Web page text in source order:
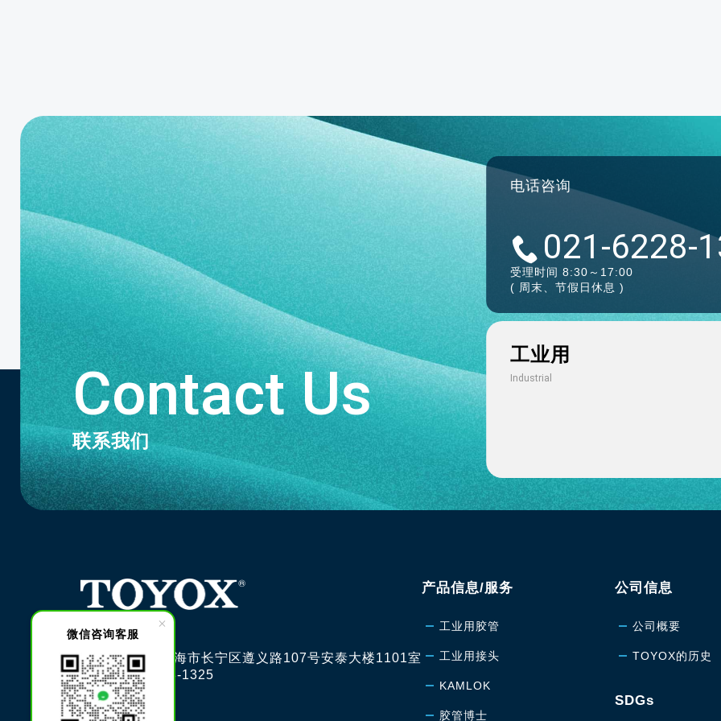
Contact Us
联系我们
电话咨询
021-6228-
受理时间 8:30～17:00
( 周末、节假日休息 )
工业用
Industrial
邮编200051 上海市长宁区遵义路107号安泰大楼1101室
电话: 021-6228-1325
产品信息/服务
工业用胶管
工业用接头
KAMLOK
胶管博士
公司信息
公司概要
TOYOX的历史
SDGs
微信咨询客服